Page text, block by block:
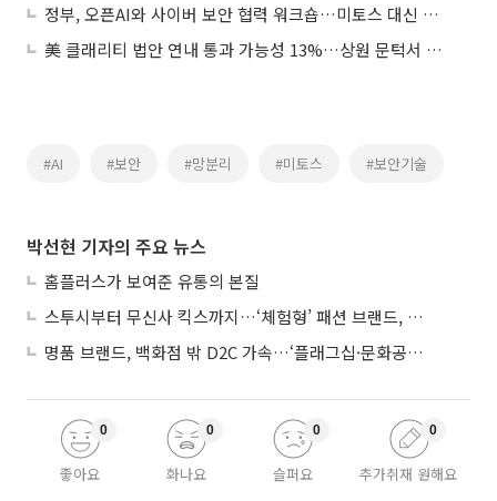
정부, 오픈AI와 사이버 보안 협력 워크숍…미토스 대신 오픈AI 보안 접근권 확보할까
美 클래리티 법안 연내 통과 가능성 13%…상원 문턱서 제동
#AI #보안 #망분리 #미토스 #보안기술
박선현 기자의 주요 뉴스
홈플러스가 보여준 유통의 본질
스투시부터 무신사 킥스까지…‘체험형’ 패션 브랜드, 잇단 제주행
명품 브랜드, 백화점 밖 D2C 가속…‘플래그십·문화공간’ 전략 눈길
좋아요
0
화나요
0
슬퍼요
0
추가취재 원해요
0